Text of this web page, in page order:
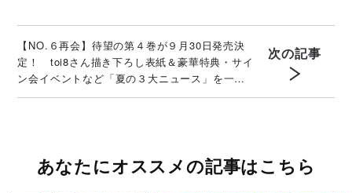
【NO.６再会】待望の第４巻が９月30日発売決
定！ toi8さん描き下ろし表紙＆豪華特典・サイ
ン会イベントなど「夏の３大ニュース」を一挙
解禁！
次の記事
あなたにオススメの記事はこちら